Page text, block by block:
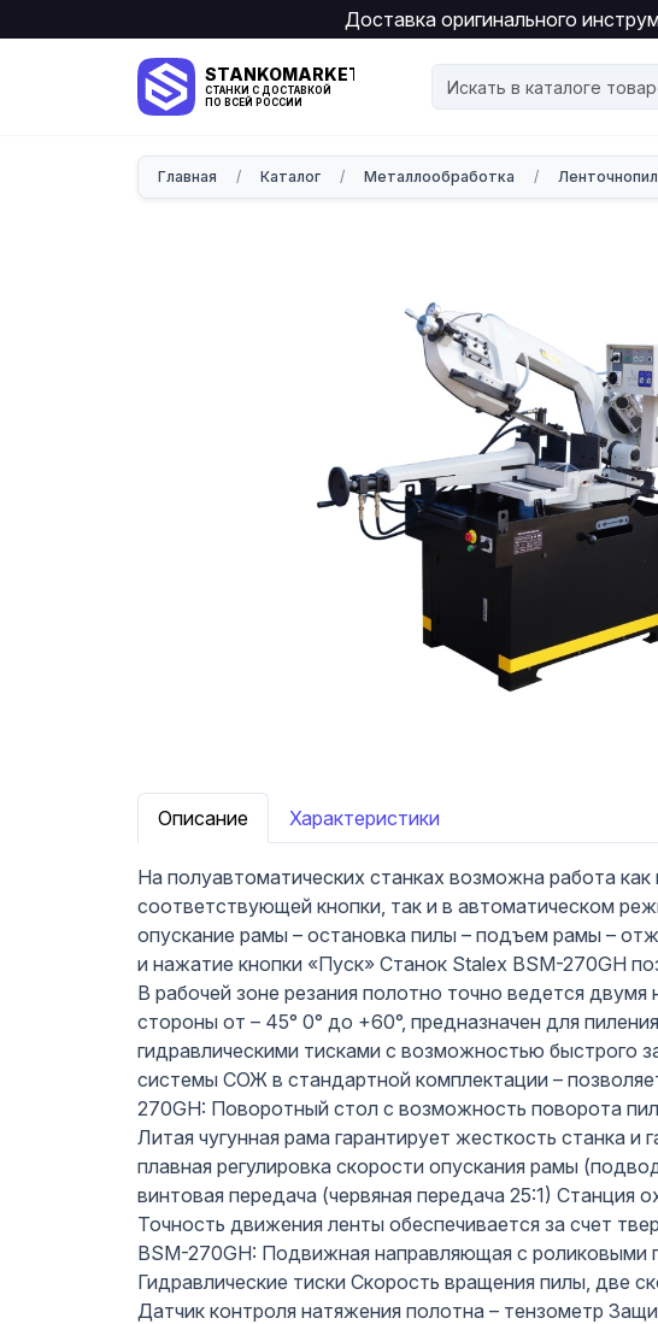
Доставка оригинального
STANKOMARKET
СТАНКИ С ДОСТАВКОЙ
ПО ВСЕЙ РОССИИ
Главная / Каталог / Металлообработка /
Описание Характеристики
На полуавтоматических станках возможна работа
соответствующей кнопки, так и в автоматическом
опускание рамы – остановка пилы – подъем рамы –
и нажатие кнопки «Пуск» Станок Stalex BSM-270GH
В рабочей зоне резания полотно точно ведется
стороны от – 45° 0° до +60°, предназначен для
гидравлическими тисками с возможностью быстрого
системы СОЖ в стандартной комплектации –
270GH: Поворотный стол с возможность поворота
Литая чугунная рама гарантирует жесткость станка
плавная регулировка скорости опускания рамы
винтовая передача (червяная передача 25:1)
Точность движения ленты обеспечивается за счет
BSM-270GH: Подвижная направляющая с роликовыми
Гидравлические тиски Скорость вращения пилы, две
Датчик контроля натяжения полотна – тензометр